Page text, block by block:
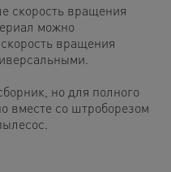
скорость вращения
можно
вращения
но для полного
вместе со штроборезом